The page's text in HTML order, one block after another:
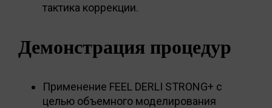
тактика коррекции.
Демонстрация процедур
Применение FEEL DERLI STRONG+ с
целью объемного моделирования